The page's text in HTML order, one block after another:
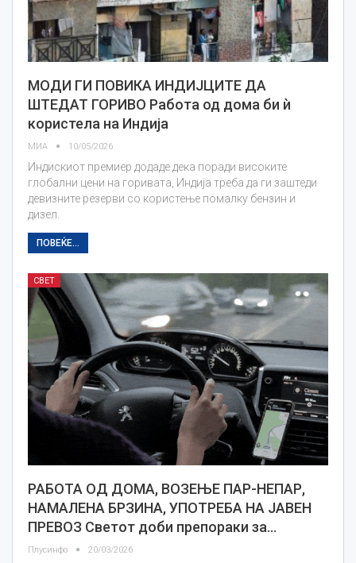
МОДИ ГИ ПОВИКА ИНДИЈЦИТЕ ДА
ШТЕДАТ ГОРИВО Работа од дома би ѝ
користела на Индија
МИА 10/05/2026
Индискиот премиер додаде дека поради високите
глобални цени на горивата, Индија треба да ги заштеди
девизните резерви со користење помалку бензин и
дизел.
ПОВЕЌЕ...
СВЕТ
РАБОТА ОД ДОМА, ВОЗЕЊЕ ПАР-НЕПАР,
НАМАЛЕНА БРЗИНА, УПОТРЕБА НА ЈАВЕН
ПРЕВОЗ Светот доби препораки за…
Плусинфо 20/03/2026